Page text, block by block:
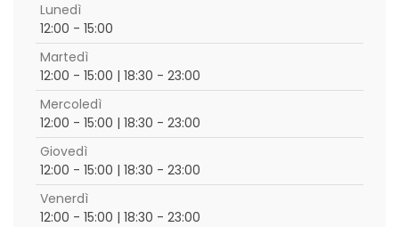
Lunedì
12:00 - 15:00
Martedì
12:00 - 15:00 | 18:30 - 23:00
Mercoledì
12:00 - 15:00 | 18:30 - 23:00
Giovedì
12:00 - 15:00 | 18:30 - 23:00
Venerdì
12:00 - 15:00 | 18:30 - 23:00